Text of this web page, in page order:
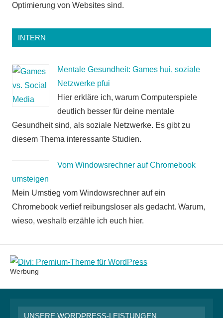
Optimierung von Websites sind.
INTERN
Mentale Gesundheit: Games hui, soziale
Netzwerke pfui
Hier erkläre ich, warum Computerspiele
deutlich besser für deine mentale
Gesundheit sind, als soziale Netzwerke. Es gibt zu
diesem Thema interessante Studien.
Vom Windowsrechner auf Chromebook
umsteigen
Mein Umstieg vom Windowsrechner auf ein
Chromebook verlief reibungsloser als gedacht. Warum,
wieso, weshalb erzähle ich euch hier.
Werbung
UNSERE WORDPRESS-LEISTUNGEN